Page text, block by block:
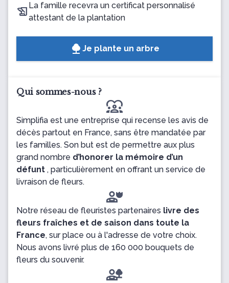
La famille recevra un certificat personnalisé
attestant de la plantation
Je plante un arbre
Qui sommes-nous ?
diversity_1
Simplifia est une entreprise qui recense les avis de
décès partout en France, sans être mandatée par
les familles. Son but est de permettre aux plus
grand nombre d’honorer la mémoire d’un
défunt , particulièrement en offrant un service de
livraison de fleurs.
Notre réseau de fleuristes partenaires livre des
fleurs fraîches et de saison dans toute la
France, sur place ou à l'adresse de votre choix.
Nous avons livré plus de 160 000 bouquets de
fleurs du souvenir.